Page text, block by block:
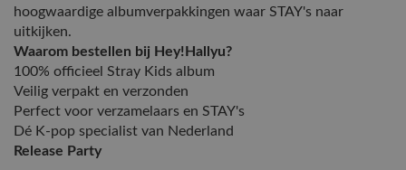
hoogwaardige albumverpakkingen waar STAY's naar
uitkijken.
Waarom bestellen bij Hey!Hallyu?
100% officieel Stray Kids album
Veilig verpakt en verzonden
Perfect voor verzamelaars en STAY's
Dé K-pop specialist van Nederland
Release Party